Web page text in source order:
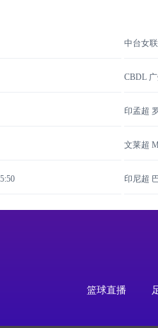
中台女
CBDL
印孟超
文莱超
印尼超
篮球直播